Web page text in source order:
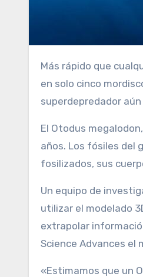
Más rápido que cualquier tiburón vivo en la actualidad y lo suficientemente grande como para comerse una orca
en solo cinco
superdepredador
El Otodus
años. Los fósiles del
fosilizados, sus
Un equipo de
utilizar el modelado
extrapolar
Science Advances el
«Estimamos que un